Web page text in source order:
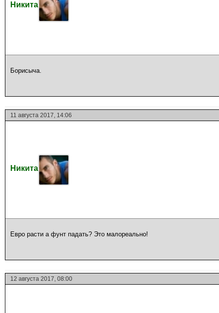
Никита
Борисыча.
11 августа 2017, 14:06
Никита
Евро расти а фунт падать? Это малореально!
12 августа 2017, 08:00